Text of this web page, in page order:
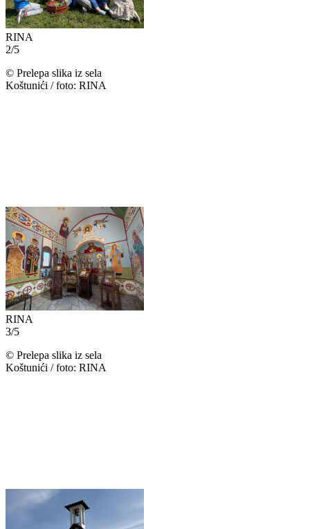
RINA
2/5
© Prelepa slika iz sela
Koštunići / foto: RINA
RINA
3/5
© Prelepa slika iz sela
Koštunići / foto: RINA